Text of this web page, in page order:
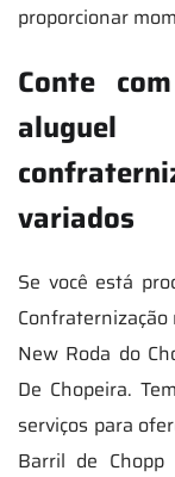
proporcionar
Conte
variados
Se você está
New Roda do
De Chopeira.
serviços para
Barril de